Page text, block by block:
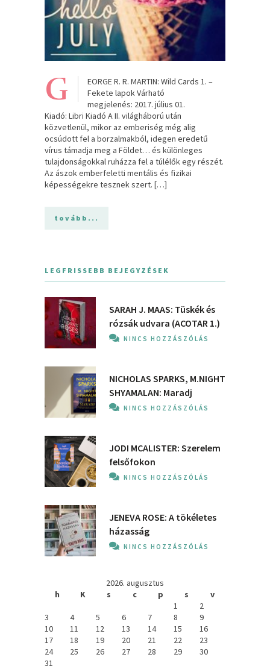
G
EORGE R. R. MARTIN: Wild Cards 1. –
Fekete lapok Várható
megjelenés: 2017. július 01.
Kiadó: Libri Kiadó A II. világháború után
közvetlenül, mikor az emberiség még alig
ocsúdott fel a borzalmakból, idegen eredetű
vírus támadja meg a Földet… és különleges
tulajdonságokkal ruházza fel a túlélők egy részét.
Az ászok emberfeletti mentális és fizikai
képességekre tesznek szert. […]
tovább...
LEGFRISSEBB BEJEGYZÉSEK
SARAH J. MAAS: Tüskék és
rózsák udvara (ACOTAR 1.)
NINCS HOZZÁSZÓLÁS
NICHOLAS SPARKS, M.NIGHT
SHYAMALAN: Maradj
NINCS HOZZÁSZÓLÁS
JODI MCALISTER: Szerelem
felsőfokon
NINCS HOZZÁSZÓLÁS
JENEVA ROSE: A ​tökéletes
házasság
NINCS HOZZÁSZÓLÁS
2026. augusztus
h
K s c p s
v
1
2
3
4 5 6 7 8
9
10
11 12 13 14 15
16
17
18 19 20 21 22
23
24
25 26 27 28 29
30
31